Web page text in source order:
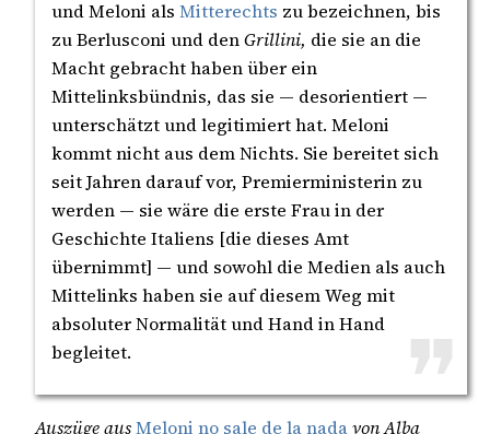
und Meloni als Mitterechts zu bezeichnen, bis
zu Berlusconi und denGrillini, die sie an die
Macht gebracht haben über ein
Mittelinksbündnis, das sie — desorientiert —
unterschätzt und legitimiert hat. Meloni
kommt nicht aus dem Nichts. Sie bereitet sich
seit Jahren darauf vor, Premierministerin zu
werden — sie wäre die erste Frau in der
Geschichte Italiens [die dieses Amt
übernimmt] — und sowohl die Medien als auch
Mittelinks haben sie auf diesem Weg mit
absoluter Normalität und Hand in Hand
begleitet.
Auszüge ausMeloni no sale de la nadavon Alba